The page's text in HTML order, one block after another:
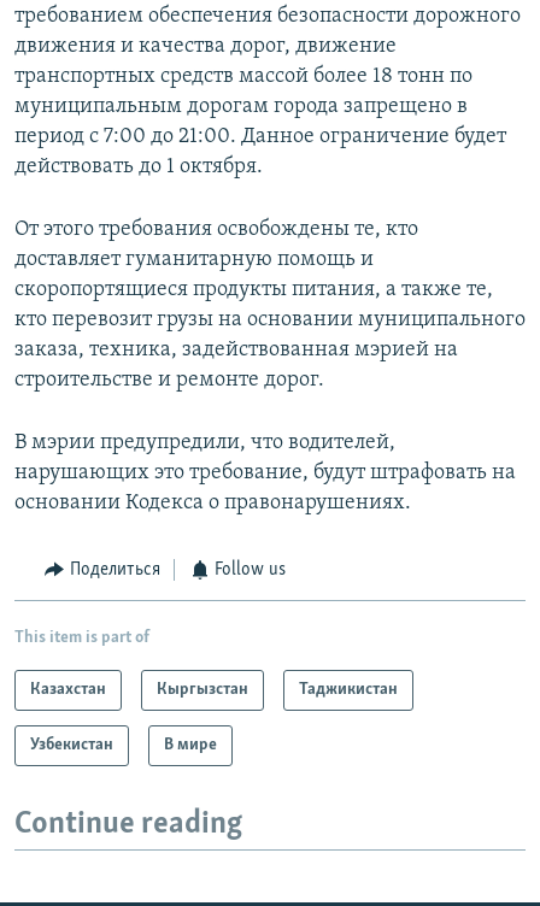
требованием обеспечения безопасности дорожного
движения и качества дорог, движение
транспортных средств массой более 18 тонн по
муниципальным дорогам города запрещено в
период с 7:00 до 21:00. Данное ограничение будет
действовать до 1 октября.
От этого требования освобождены те, кто
доставляет гуманитарную помощь и
скоропортящиеся продукты питания, а также те,
кто перевозит грузы на основании муниципального
заказа, техника, задействованная мэрией на
строительстве и ремонте дорог.
В мэрии предупредили, что водителей,
нарушающих это требование, будут штрафовать на
основании Кодекса о правонарушениях.
Поделиться Follow us
This item is part of
Казахстан Кыргызстан Таджикистан
Узбекистан В мире
Continue reading